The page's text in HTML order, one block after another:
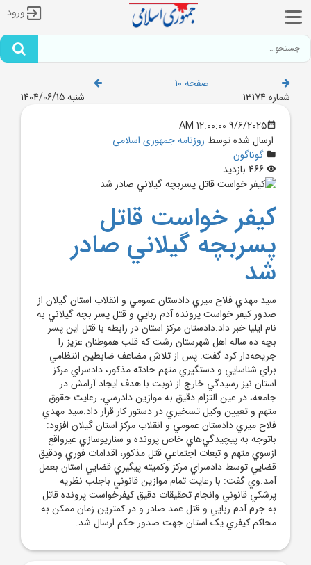
ورود
صفحه 10
شماره 13174
شنبه 1404/06/15
9/6/2025 12:00:00 AM
ارسال شده توسط روزنامه جمهوری اسلامی
گوناگون
کيفر خواست قاتل
پسربچه گيلاني صادر
شد
سيد مهدي فلاح ميري دادستان عمومي و انقلاب استان گيلان از
صدور کيفر خواست پرونده آدم ربايي و قتل پسر بچه گيلاني به
نام ايليا خبر داد.دادستان مرکز استان در رابطه با قتل اين پسر
بچه ده ساله اهل شهرستان رشت که قلب هموطنان عزيز را
جريحه‌دار کرد گفت: پس از تلاش مضاعف ضابطين انتظامي
براي شناسايي و دستگيري متهم حادثه مذکور، دادسراي مرکز
استان نيز رسيدگي خارج از نوبت با هدف ايجاد آرامش در
جامعه، در عين التزام دقيق به موازين دادرسي، رعايت حقوق
متهم و تعيين وکيل تسخيري در دستور کار قرار داد.سيد مهدي
فلاح ميري دادستان عمومي و انقلاب مرکز استان گيلان افزود:
باتوجه به پيچيدگي‌هاي خاص پرونده و سناريوسازي غيرواقع
ازسوي متهم و تبعات اجتماعي قتل مذکور، اقدامات فوري ودقيق
قضايي توسط دادسراي مرکز وکميته پيگيري قضايي استان بعمل
آمد.وي گفت: با رعايت تمام موازين قانوني باجلب نظريه
پزشکي قانوني وانجام تحقيقات دقيق کيفرخواست پرونده قاتل
به جرم آدم ربايي و قتل عمد صادر و در کمترين زمان ممکن به
محاکم کيفري يک استان جهت صدور حکم ارسال شد.